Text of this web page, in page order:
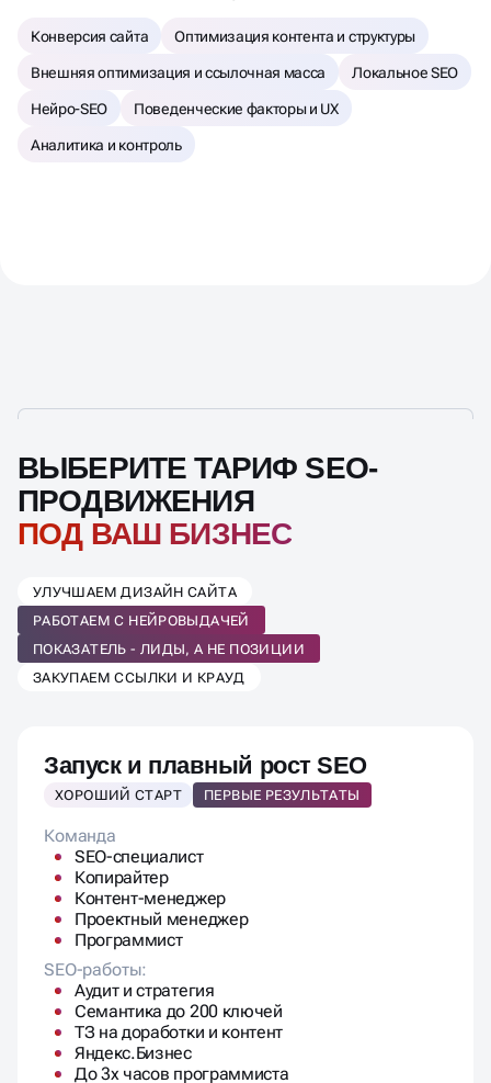
ПОД ВАШ БИЗНЕС
УЛУЧШАЕМ ДИЗАЙН САЙТА
РАБОТАЕМ С НЕЙРОВЫДАЧЕЙ
ПОКАЗАТЕЛЬ - ЛИДЫ, А НЕ ПОЗИЦИИ
ЗАКУПАЕМ ССЫЛКИ И КРАУД
Запуск и плавный рост SEO
ХОРОШИЙ СТАРТ ПЕРВЫЕ РЕЗУЛЬТАТЫ
Контент-менеджер
Проектный менеджер
SEO-работы:
Аудит и стратегия
Семантика до 200 ключей
ТЗ на доработки и контент
Яндекс.Бизнес
До 3х часов программиста
Контент в месяц:
3 статьи в блог
3 текста для коммерческих страниц
Ежемесячный отчет:
Позиции, трафик, часы